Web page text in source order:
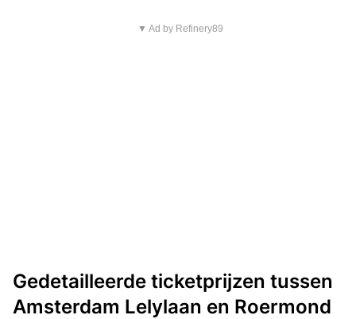
▼ Ad by Refinery89
Gedetailleerde ticketprijzen tussen
Amsterdam Lelylaan en Roermond